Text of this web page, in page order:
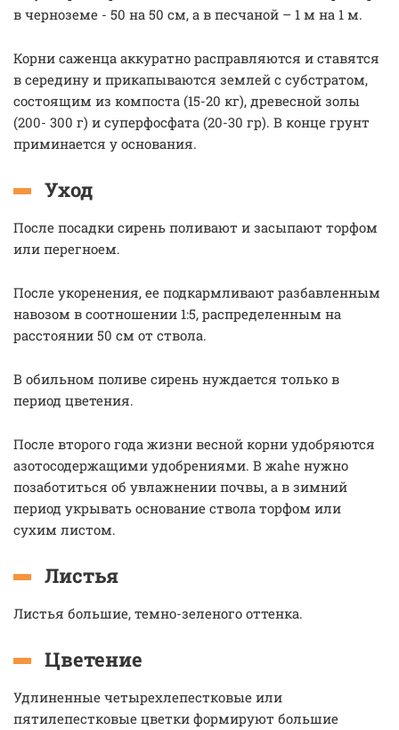
в черноземе - 50 на 50 см, а в песчаной – 1 м на 1 м.
Корни саженца аккуратно расправляются и ставятся
в середину и прикапываются землей с субстратом,
состоящим из компоста (15-20 кг), древесной золы
(200- 300 г) и суперфосфата (20-30 гр). В конце грунт
приминается у основания.
Уход
После посадки сирень поливают и засыпают торфом
или перегноем.
После укоренения, ее подкармливают разбавленным
навозом в соотношении 1:5, распределенным на
расстоянии 50 см от ствола.
В обильном поливе сирень нуждается только в
период цветения.
После второго года жизни весной корни удобряются
азотосодержащими удобрениями. В жаhe нужно
позаботиться об увлажнении почвы, а в зимний
период укрывать основание ствола торфом или
сухим листом.
Листья
Листья большие, темно-зеленого оттенка.
Цветение
Удлиненные четырехлепестковые или
пятилепестковые цветки формируют большие